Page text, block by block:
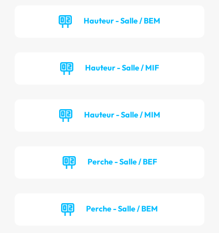
Hauteur - Salle / BEM
Hauteur - Salle / MIF
Hauteur - Salle / MIM
Perche - Salle / BEF
Perche - Salle / BEM